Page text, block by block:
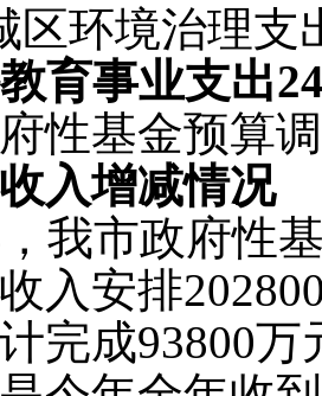
区环境治理支
育事业支出
性基金预算
收入增减情况
我市政府性
入安排
完成93800